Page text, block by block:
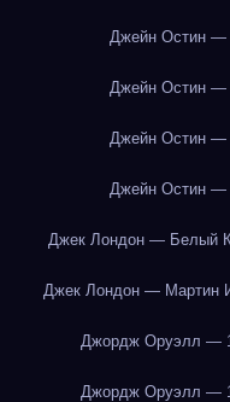
Джейн Остин —
Джейн Остин —
Джейн Остин —
Джейн Остин —
Джек Лондон — Белый
Джек Лондон — Мартин
Джордж Оруэлл —
Джордж Оруэлл —